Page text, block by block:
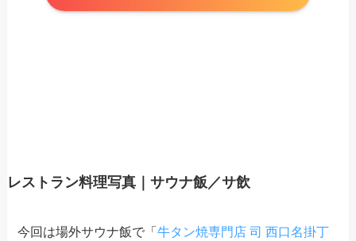
レストラン料理写真｜サウナ飯／サ飲
今回は場外サウナ飯で「牛タン焼専門店 司 西口名掛丁